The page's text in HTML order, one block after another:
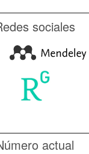
sociales
actual